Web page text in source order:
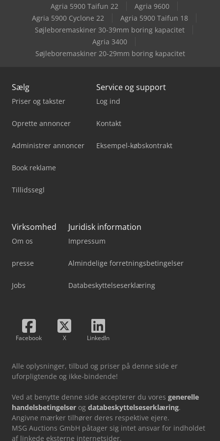
Lissmac Sbm-M 1500 B2
V-Trade Bmt 250 V
Agria 5900 Taifun 22
Agria 9600
Agria 5900 Cyclone 22
Agria 5900 Taifun 18
Søjleboremaskiner 30-39mm boring kapacitet
Agria 3400
Søjleboremaskiner 20-29mm boring kapacitet
Sælg
Priser og takster
Oprette annoncer
Administrer annoncer
Book reklame
Tillidssegl
Service og support
Log ind
Kontakt
Eksempel-købskontrakt
Virksomhed
Om os
presse
Jobs
Juridisk information
Impressum
Almindelige forretningsbetingelser
Databeskyttelseserklæring
Facebook X LinkedIn
Alle oplysninger, tilbud og priser på denne side er
uforpligtende og ikke-bindende!
Ved at benytte denne side accepterer du vores generelle
handelsbetingelser og databeskyttelseserklæring.
Angivne mærker tilhører deres respektive ejere.
MSG Auctions GmbH påtager sig intet ansvar for indholdet
af linkede eksterne internetsider.